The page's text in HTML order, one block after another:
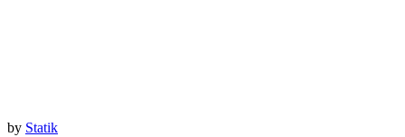
by Statik